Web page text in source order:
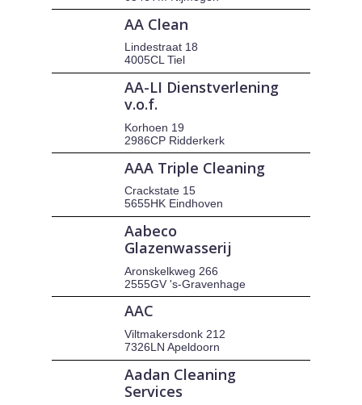
AA Clean
Lindestraat 18
4005CL Tiel
AA-LI Dienstverlening
v.o.f.
Korhoen 19
2986CP Ridderkerk
AAA Triple Cleaning
Crackstate 15
5655HK Eindhoven
Aabeco
Glazenwasserij
Aronskelkweg 266
2555GV 's-Gravenhage
AAC
Viltmakersdonk 212
7326LN Apeldoorn
Aadan Cleaning
Services